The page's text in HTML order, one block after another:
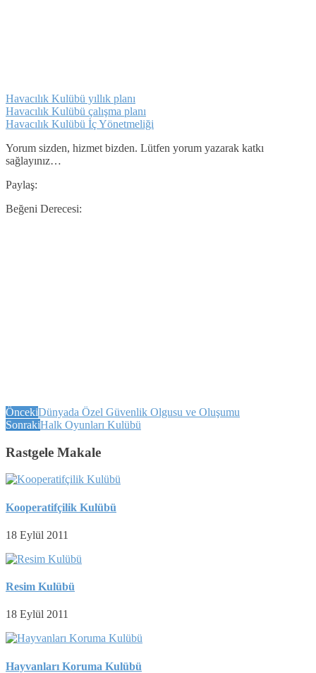
Havacılık Kulübü yıllık planı
Havacılık Kulübü çalışma planı
Havacılık Kulübü İç Yönetmeliği
Yorum sizden, hizmet bizden. Lütfen yorum yazarak katkı
sağlayınız…
Paylaş:
Beğeni Derecesi:
ÖncekiDünyada Özel Güvenlik Olgusu ve Oluşumu
SonrakiHalk Oyunları Kulübü
Rastgele Makale
Kooperatifçilik Kulübü
18 Eylül 2011
Resim Kulübü
18 Eylül 2011
Hayvanları Koruma Kulübü